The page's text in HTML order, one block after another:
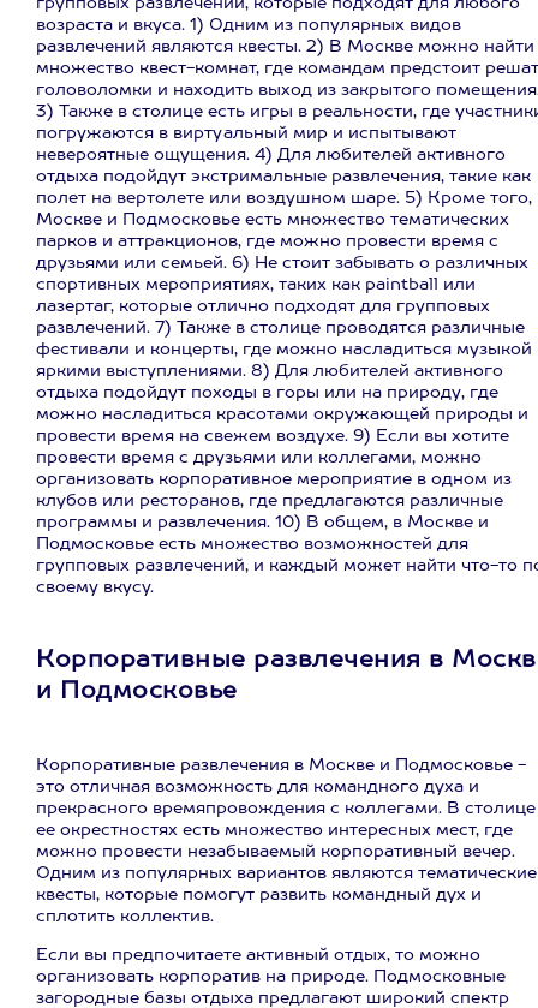
групповых развлечений, которые подходят для любого
возраста и вкуса. 1) Одним из популярных видов
развлечений являются квесты. 2) В Москве можно найти
множество квест-комнат, где командам предстоит
головоломки и находить выход из закрытого
3) Также в столице есть игры в реальности, где
погружаются в виртуальный мир и испытывают
невероятные ощущения. 4) Для любителей активного
отдыха подойдут экстримальные развлечения, такие как
полет на вертолете или воздушном шаре. 5) Кроме того,
Москве и Подмосковье есть множество тематических
парков и аттракционов, где можно провести время с
друзьями или семьей. 6) Не стоит забывать о различных
спортивных мероприятиях, таких как paintball или
лазертаг, которые отлично подходят для групповых
развлечений. 7) Также в столице проводятся различные
фестивали и концерты, где можно насладиться музыкой
яркими выступлениями. 8) Для любителей активного
отдыха подойдут походы в горы или на природу, где
можно насладиться красотами окружающей природы и
провести время на свежем воздухе. 9) Если вы хотите
провести время с друзьями или коллегами, можно
организовать корпоративное мероприятие в одном из
клубов или ресторанов, где предлагаются различные
программы и развлечения. 10) В общем, в Москве и
Подмосковье есть множество возможностей для
групповых развлечений, и каждый может найти что-то
своему вкусу.
Корпоративные развлечения в
и Подмосковье
Корпоративные развлечения в Москве и Подмосковье -
это отличная возможность для командного духа и
прекрасного времяпровождения с коллегами. В
ее окрестностях есть множество интересных мест, где
можно провести незабываемый корпоративный вечер.
Одним из популярных вариантов являются тематические
квесты, которые помогут развить командный дух и
сплотить коллектив.
Если вы предпочитаете активный отдых, то можно
организовать корпоратив на природе. Подмосковные
загородные базы отдыха предлагают широкий спектр